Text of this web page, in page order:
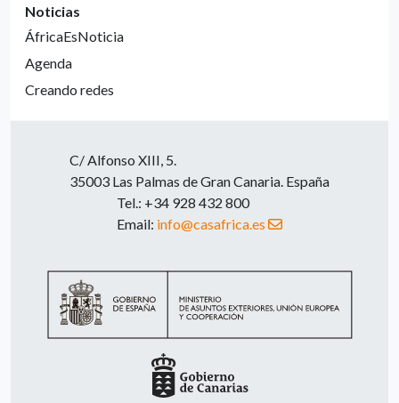
Noticias
ÁfricaEsNoticia
Agenda
Creando redes
C/ Alfonso XIII, 5.
35003 Las Palmas de Gran Canaria. España
Tel.: +34 928 432 800
Email: info@casafrica.es